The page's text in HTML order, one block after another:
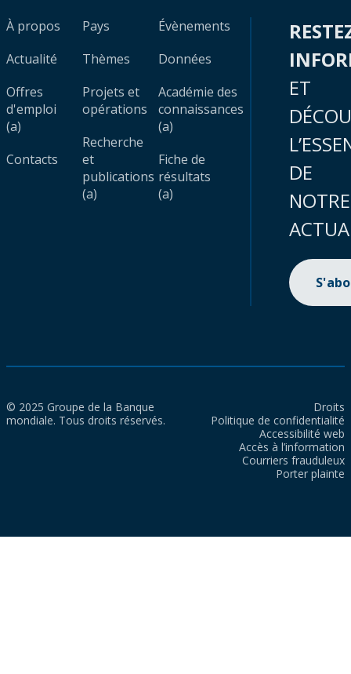
À propos
Actualité
Offres
d'emploi
(a)
Contacts
Pays
Thèmes
Projets et
opérations
Recherche
et
publications
(a)
Évènements
Données
Académie des
connaissances
(a)
Fiche de
résultats
(a)
ET
DE
NOTRE
© 2025 Groupe de la Banque
mondiale. Tous droits réservés.
Droits
Politique de confidentialité
Accessibilité web
Accès à l’information
Courriers frauduleux
Porter plainte